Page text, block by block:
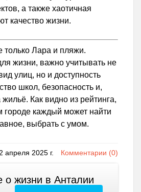
а также хаотичная
качество жизни.
только Лара и пляжи.
жизни, важно учитывать не
улиц, но и доступность
школ, безопасность и,
Как видно из рейтинга,
городе каждый может найти
выбрать с умом.
апреля 2025 г. Комментарии (0)
о жизни в Анталии